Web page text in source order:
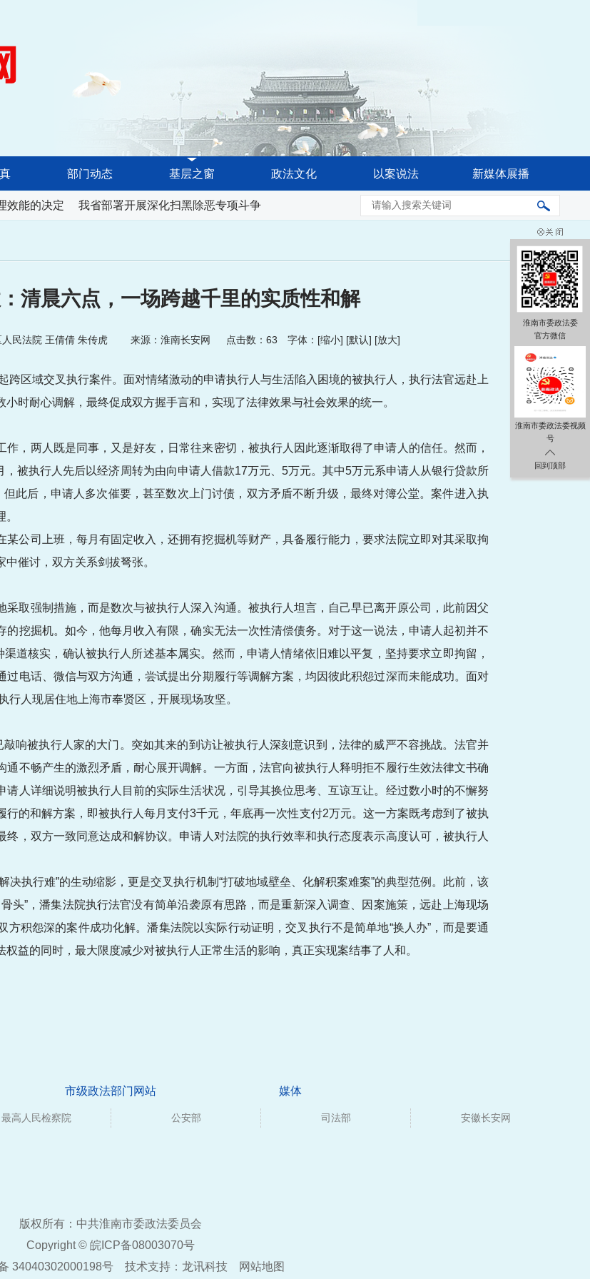
部门动态 基层之窗 政法文化 以案说法 新媒体展播
能的决定 我省部署开展深化扫黑除恶专项斗争 省委常委会会议强调 奋力推进公安工作现代化 更好促进高水平
清晨六点，一场跨越千里的实质性和解
民法院 王倩倩 朱传虎 来源：淮南长安网 点击数： 63 字体：[缩小] [默认] [放大]
跨区域交叉执行案件。面对情绪激动的申请执行人与生活陷入困境的被执行人，执行法官远赴上
时耐心调解，最终促成双方握手言和，实现了法律效果与社会效果的统一。
，两人既是同事，又是好友，日常往来密切，被执行人因此逐渐取得了申请人的信任。然而，
被执行人先后以经济周转为由向申请人借款17万元、5万元。其中5万元系申请人从银行贷款所
此后，申请人多次催要，甚至数次上门讨债，双方矛盾不断升级，最终对簿公堂。案件进入执
公司上班，每月有固定收入，还拥有挖掘机等财产，具备履行能力，要求法院立即对其采取拘
催讨，双方关系剑拔弩张。
取强制措施，而是数次与被执行人深入沟通。被执行人坦言，自己早已离开原公司，此前因父
挖掘机。如今，他每月收入有限，确实无法一次性清偿债务。对于这一说法，申请人起初并不
道核实，确认被执行人所述基本属实。然而，申请人情绪依旧难以平复，坚持要求立即拘留，
电话、微信与双方沟通，尝试提出分期履行等调解方案，均因彼此积怨过深而未能成功。面对
行人现居住地上海市奉贤区，开展现场攻坚。
响被执行人家的大门。突如其来的到访让被执行人深刻意识到，法律的威严不容挑战。法官并
不畅产生的激烈矛盾，耐心展开调解。一方面，法官向被执行人释明拒不履行生效法律文书确
人详细说明被执行人目前的实际生活状况，引导其换位思考、互谅互让。经过数小时的不懈努
的和解方案，即被执行人每月支付3千元，年底再一次性支付2万元。这一方案既考虑到了被执
，双方一致同意达成和解协议。申请人对法院的执行效率和执行态度表示高度认可，被执行人
决执行难”的生动缩影，更是交叉执行机制“打破地域壁垒、化解积案难案”的典型范例。此前，该
头”，潘集法院执行法官没有简单沿袭原有思路，而是重新深入调查、因案施策，远赴上海现场
积怨深的案件成功化解。潘集法院以实际行动证明，交叉执行不是简单地“换人办”，而是要通
益的同时，最大限度减少对被执行人正常生活的影响，真正实现案结事了人和。
市级政法部门网站 媒体
最高人民检察院 公安部 司法部 安徽长安网
版权所有：中共淮南市委政法委员会
Copyright © 皖ICP备08003070号
34040302000198号 技术支持： 龙讯科技 网站地图
淮南市委政法委
官方微信
淮南市委政法委视频
号
回到顶部